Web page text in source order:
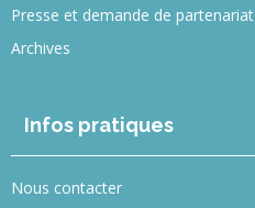
Presse et demande de partenariat
Archives
Infos pratiques
Nous contacter